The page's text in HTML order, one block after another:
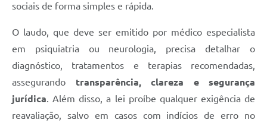
sociais de forma simples e rápida.
O laudo, que deve ser emitido por médico especialista
em psiquiatria ou neurologia, precisa detalhar o
diagnóstico, tratamentos e terapias recomendadas,
assegurando transparência, clareza e segurança
jurídica. Além disso, a lei proíbe qualquer exigência de
reavaliação, salvo em casos com indícios de erro no